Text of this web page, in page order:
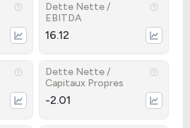
Dette Nette /
EBITDA
16.12
Dette Nette /
Capitaux Propres
-2.01